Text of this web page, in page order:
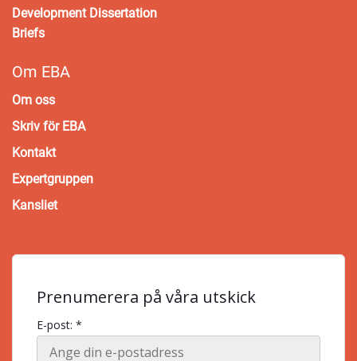
Development Dissertation
Briefs
Om EBA
Om oss
Skriv för EBA
Kontakt
Expertgruppen
Kansliet
Prenumerera på våra utskick
E-post: *